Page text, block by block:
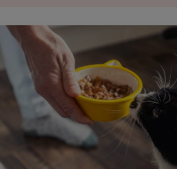
MI PERRO TOSE COMO SI
TUVIERA ALGO ATORADO
GARGANTA